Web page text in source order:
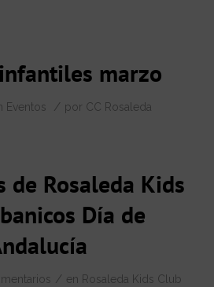
marzo
Eventos / por CC Rosaleda
de Rosaleda Kids
Día de
/ en Rosaleda Kids Club